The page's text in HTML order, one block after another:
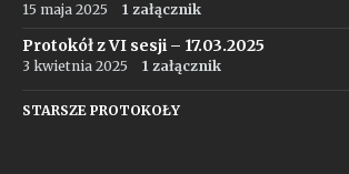
15 maja 2025 1 załącznik
Protokół z VI sesji – 17.03.2025
3 kwietnia 2025 1 załącznik
STARSZE PROTOKOŁY